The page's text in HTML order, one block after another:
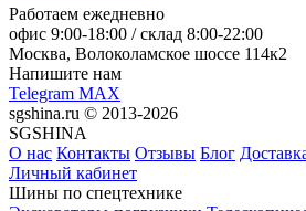
Работаем ежедневно
офис 9:00-18:00 / склад 8:00-22:00
Москва, Волоколамское шоссе 114к2
Напишите нам
Telegram MAX
sgshina.ru © 2013-2026
SGSHINA
О нас Контакты Отзывы Блог
Личный кабинет
Шины по спецтехнике